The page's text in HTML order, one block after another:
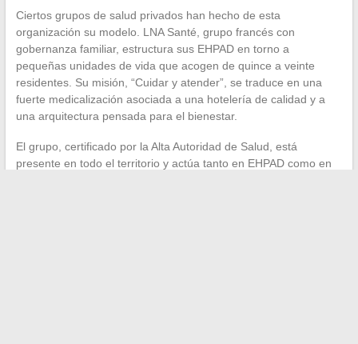
Ciertos grupos de salud privados han hecho de esta
organización su modelo. LNA Santé, grupo francés con
gobernanza familiar, estructura sus EHPAD en torno a
pequeñas unidades de vida que acogen de quince a veinte
residentes. Su misión, “Cuidar y atender”, se traduce en una
fuerte medicalización asociada a una hotelería de calidad y a
una arquitectura pensada para el bienestar.
El grupo, certificado por la Alta Autoridad de Salud, está
presente en todo el territorio y actúa tanto en EHPAD como en